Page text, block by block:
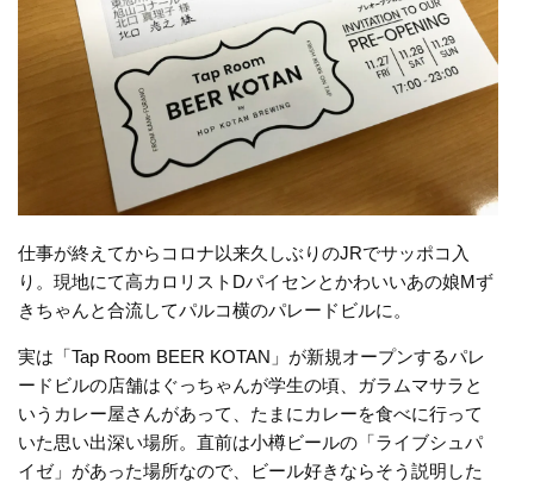
仕事が終えてからコロナ以来久しぶりのJRでサッポコ入
り。現地にて高カロリストDパイセンとかわいいあの娘Mず
きちゃんと合流してパルコ横のパレードビルに。
実は「Tap Room BEER KOTAN」が新規オープンするパレ
ードビルの店舗はぐっちゃんが学生の頃、ガラムマサラと
いうカレー屋さんがあって、たまにカレーを食べに行って
いた思い出深い場所。直前は小樽ビールの「ライブシュパ
イゼ」があった場所なので、ビール好きならそう説明した